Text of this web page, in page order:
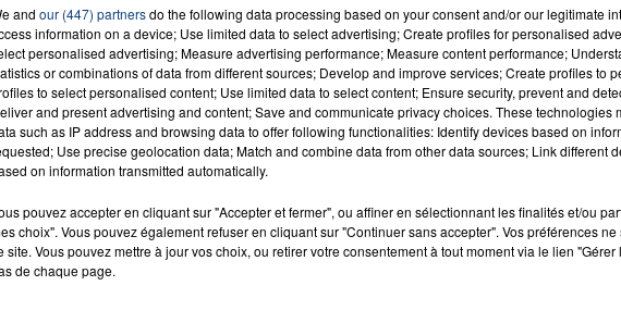
and our (447) partnersdo the following data processing based on your consent and/or our legitimate
information on a device; Use limited data to select advertising; Create profiles for personalised
personalised advertising; Measure advertising performance; Measure content performance;
or combinations of data from different sources; Develop and improve services; Create profiles to
to select personalised content; Use limited data to select content; Ensure security, prevent and
and present advertising and content; Save and communicate privacy choices. These technologies
such as IP address and browsing data to offer following functionalities: Identify devices based on
Use precise geolocation data; Match and combine data from other data sources; Link different
on information transmitted automatically.
pouvez accepter en cliquant sur "Accepter et fermer", ou affiner en sélectionnant les finalités et/ou
choix". Vous pouvez également refuser en cliquant sur "Continuer sans accepter". Vos préférences
site. Vous pouvez mettre à jour vos choix, ou retirer votre consentement à tout moment via le lien
de chaque page.